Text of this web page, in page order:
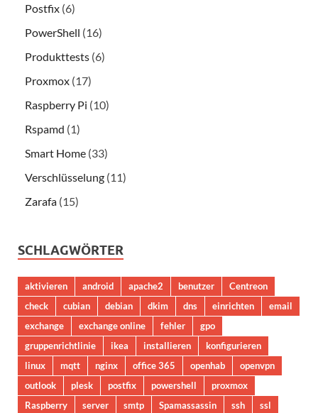
Postfix (6)
PowerShell (16)
Produkttests (6)
Proxmox (17)
Raspberry Pi (10)
Rspamd (1)
Smart Home (33)
Verschlüsselung (11)
Zarafa (15)
SCHLAGWÖRTER
aktivieren android apache2 benutzer
Centreon
check
cubian debian dkim dns einrichten
email
exchange
exchange online fehler
gpo
gruppenrichtlinie
ikea installieren
konfigurieren
linux
mqtt nginx office 365 openhab
openvpn
outlook
plesk postfix powershell
proxmox
Raspberry
server smtp Spamassassin ssh
ssl